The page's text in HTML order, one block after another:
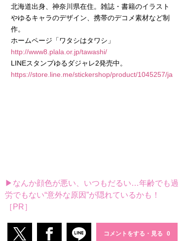
北海道出身、神奈川県在住。雑誌・書籍のイラスト
やゆるキャラのデザイン、携帯のデコメ素材など制
作。
http://www8.plala.or.jp/tawashi/
https://store.line.me/stickershop/product/1045257/ja
▶なんか顔色が悪い、いつもだるい…年齢でも過
労でもない“意外な原因”が隠れているかも！
［PR］
コメントをする・見る